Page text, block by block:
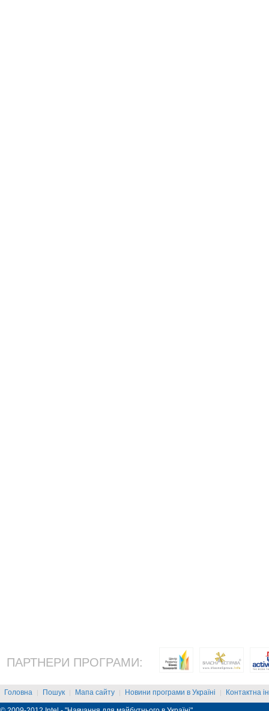
ПАРТНЕРИ ПРОГРАМИ:
Головна | Пошук | Мапа сайту | Новини програми в Україні | Контактна